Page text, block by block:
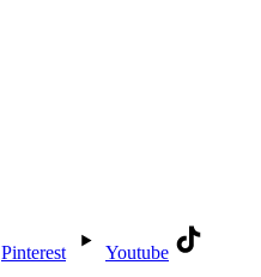
Pinterest Youtube